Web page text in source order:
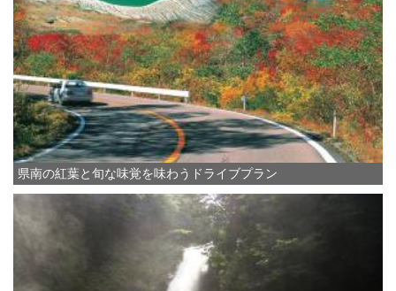
県南の紅葉と旬な味覚を味わうドライブプラン